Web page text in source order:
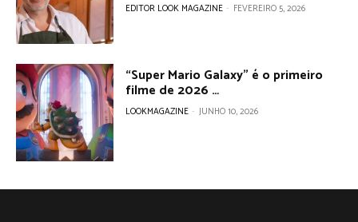
EDITOR LOOK MAGAZINE - FEVEREIRO 5, 2026
“Super Mario Galaxy” é o primeiro
filme de 2026 …
LOOKMAGAZINE - JUNHO 10, 2026